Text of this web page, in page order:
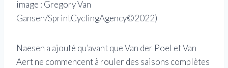
image : Gregory Van
Gansen/SprintCyclingAgency©2022)
Naesen a ajouté qu’avant que Van der Poel et Van
Aert ne commencent à rouler des saisons complètes